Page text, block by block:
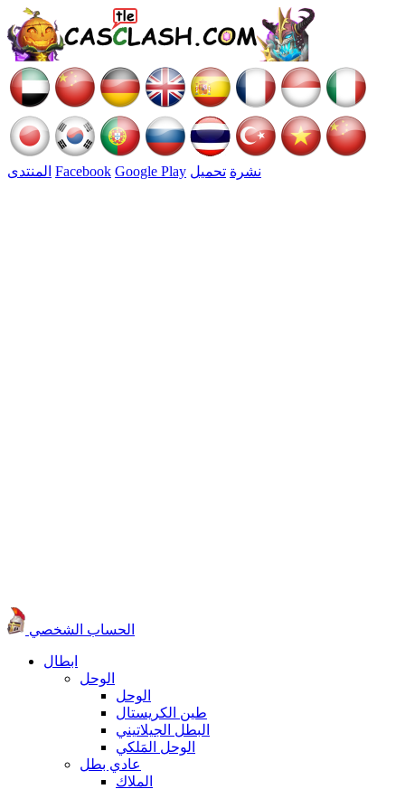
المنتدى Facebook Google Play نشرة تحميل
الحساب الشخصي
ابطال
الوحل
الوحل
طين الكريستال
البطل الجيلاتيني
الوحل المَلكي
عادي بطل
الملاك